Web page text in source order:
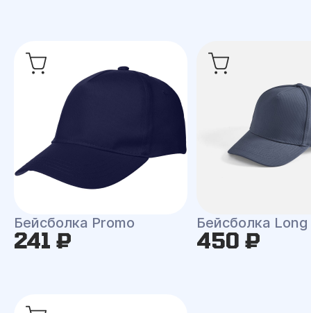
Бейсболка Promo
241 ₽
Бейсболка
450 ₽